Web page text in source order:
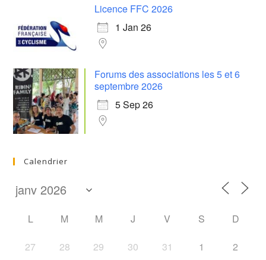
Licence FFC 2026
1 Jan 26
Forums des associations les 5 et 6
septembre 2026
5 Sep 26
Calendrier
L M M J V S D
27 28 29 30 31 1 2